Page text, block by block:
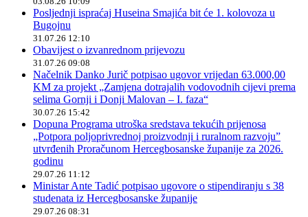
Posljednji ispraćaj Huseina Smajića bit će 1. kolovoza u
Bugojnu
31.07.26 12:10
Obavijest o izvanrednom prijevozu
31.07.26 09:08
Načelnik Danko Jurič potpisao ugovor vrijedan 63.000,00
KM za projekt „Zamjena dotrajalih vodovodnih cijevi prema
selima Gornji i Donji Malovan – I. faza“
30.07.26 15:42
Dopuna Programa utroška sredstava tekućih prijenosa
„Potpora poljoprivrednoj proizvodnji i ruralnom razvoju”
utvrđenih Proračunom Hercegbosanske županije za 2026.
godinu
29.07.26 11:12
Ministar Ante Tadić potpisao ugovore o stipendiranju s 38
studenata iz Hercegbosanske županije
29.07.26 08:31